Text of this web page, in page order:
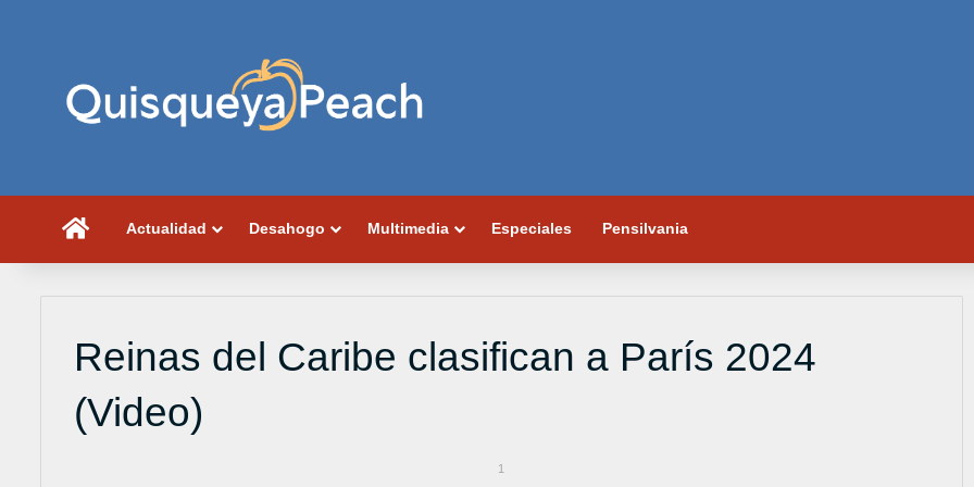
PortadaActualidad Desahogo Multimedia Especiales Pensilvania
Reinas del Caribe clasifican a París 2024
(Video)
1